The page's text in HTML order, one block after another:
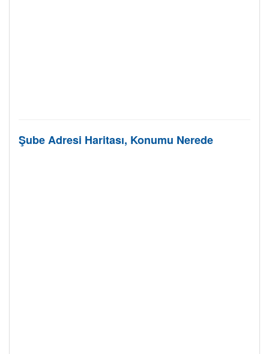
Şube Adresi Haritası, Konumu Nerede